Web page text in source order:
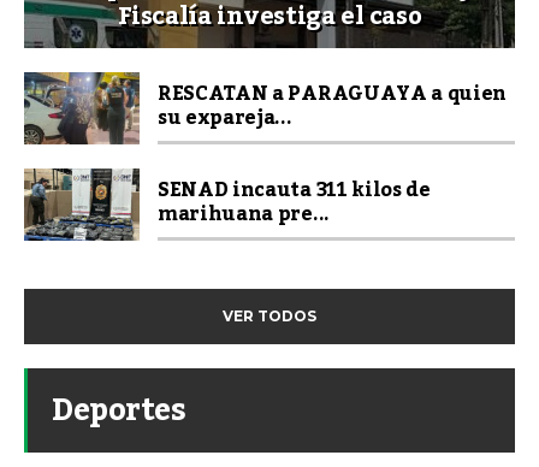
Fiscalía investiga el caso
RESCATAN a PARAGUAYA a quien
su expareja...
SENAD incauta 311 kilos de
marihuana pre...
VER TODOS
Deportes